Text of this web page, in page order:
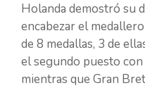
Holanda demostró su
encabezar el
de 8 medallas, 3 de
el segundo puesto
mientras que Gran